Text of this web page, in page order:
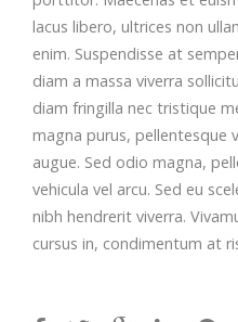
lacus libero, ultrices non
enim. Suspendisse at
diam a massa viverra
diam fringilla nec tristique
magna purus, pellentesque
augue. Sed odio magna,
vehicula vel arcu. Sed eu
nibh hendrerit viverra.
cursus in, condimentum at